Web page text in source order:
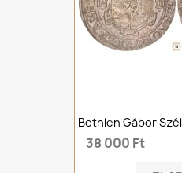
Bethlen Gábor
38 000 Ft